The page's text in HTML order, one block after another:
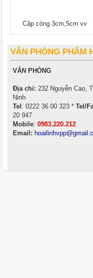
Cặp còng 3cm,5cm vv
VĂN PHÒNG PHẨM
VĂN
Địa chỉ: 232 Nguyễn Cao,
Ninh
Tel : 0222 36 00 323 * Tel/
20 947
Mobile: 0983.220.212
Email: